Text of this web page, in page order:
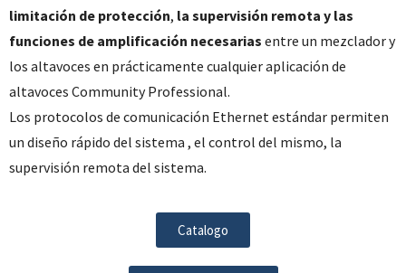
limitación de protección, la supervisión remota y las
funciones de amplificación necesarias entre un mezclador y
los altavoces en prácticamente cualquier aplicación de
altavoces Community Professional.
Los protocolos de comunicación Ethernet estándar permiten
un diseño rápido del sistema , el control del mismo, la
supervisión remota del sistema.
Catalogo